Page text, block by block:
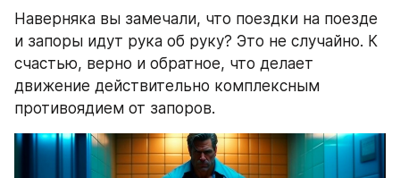
Наверняка вы замечали, что поездки на поезде
и запоры идут рука об руку? Это не случайно. К
счастью, верно и обратное, что делает
движение действительно комплексным
противоядием от запоров.